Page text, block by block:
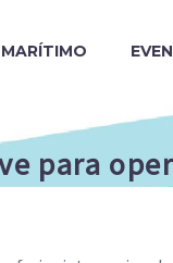
para